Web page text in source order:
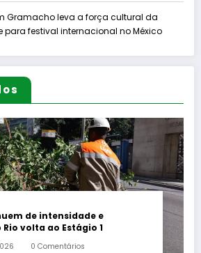
Gramacho leva a força cultural da
para festival internacional no México
de intensidade e
volta ao Estágio 1
0 Comentários